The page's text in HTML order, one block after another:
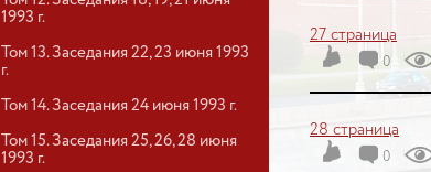
1993 г.
Том 13. Заседания 22, 23 июня 1993
г.
Том 14. Заседания 24 июня 1993 г.
Том 15. Заседания 25, 26, 28 июня
1993 г.
27 страница
0
28 страница
0